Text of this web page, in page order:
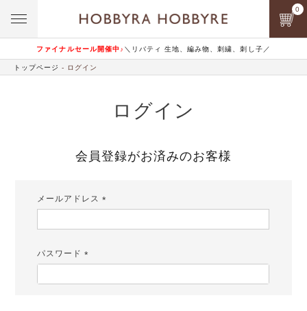
ファイナルセール開催中♪ ＼リバティ 生地、編み物、刺繍、刺し子／
0
トップページ ログイン
ログイン
会員登録がお済みのお客様
メールアドレス
パスワード